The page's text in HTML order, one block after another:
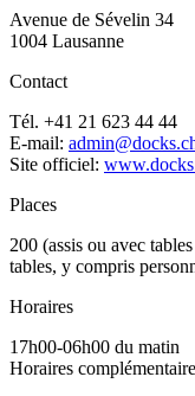
Avenue de Sévelin 34
1004 Lausanne
Contact
Tél. +41 21 623 44 44
E-mail:
Site officiel:
Places
200 (assis ou avec
tables, y compris
Horaires
17h00-06h00 du matin
Horaires